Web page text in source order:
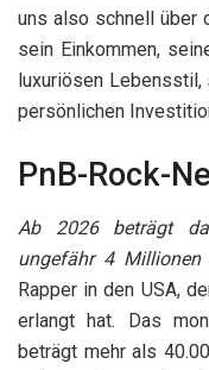
uns also schnell über
sein Einkommen,
luxuriösen Lebensstil,
persönlichen
PnB-Rock-
Ab 2026 beträgt
ungefähr 4 Millionen
Rapper in den USA,
erlangt hat. Das
beträgt mehr als